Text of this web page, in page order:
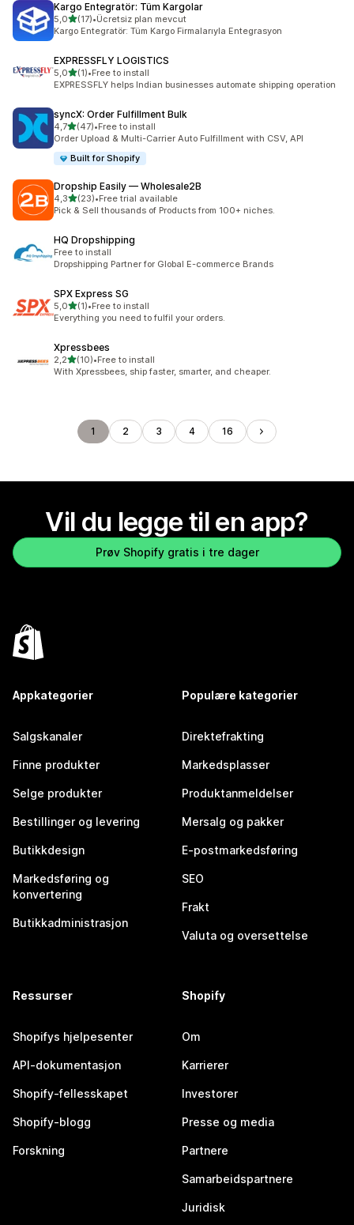
Kargo Entegratör: Tüm Kargolar
5,0av 5 stjerner
(17)
Totalt 17 omtaler
•Ücretsiz plan mevcut
Kargo Entegratör: Tüm Kargo Firmalarıyla Entegrasyon
EXPRESSFLY LOGISTICS
5,0av 5 stjerner
(1)
Totalt 1 omtaler
•Free to install
EXPRESSFLY helps Indian businesses automate shipping operation
syncX: Order Fulfillment Bulk
4,7av 5 stjerner
(47)
Totalt 47 omtaler
•Free to install
Order Upload & Multi-Carrier Auto Fulfillment with CSV, API
Built for Shopify
Dropship Easily — Wholesale2B
4,3av 5 stjerner
(23)
Totalt 23 omtaler
•Free trial available
Pick & Sell thousands of Products from 100+ niches.
HQ Dropshipping
Free to install
Dropshipping Partner for Global E-commerce Brands
SPX Express SG
5,0av 5 stjerner
(1)
Totalt 1 omtaler
•Free to install
Everything you need to fulfil your orders.
Xpressbees
2,2av 5 stjerner
(10)
Totalt 10 omtaler
•Free to install
With Xpressbees, ship faster, smarter, and cheaper.
1 2 3 4 16
Vil du legge til en app?
Prøv Shopify gratis i tre dager
Appkategorier
Salgskanaler
Finne produkter
Selge produkter
Bestillinger og levering
Butikkdesign
Markedsføring og
konvertering
Butikkadministrasjon
Populære kategorier
Direktefrakting
Markedsplasser
Produktanmeldelser
Mersalg og pakker
E-postmarkedsføring
SEO
Frakt
Valuta og oversettelse
Ressurser
Shopifys hjelpesenter
API-dokumentasjon
Shopify-fellesskapet
Shopify-blogg
Forskning
Shopify
Om
Karrierer
Investorer
Presse og media
Partnere
Samarbeidspartnere
Juridisk